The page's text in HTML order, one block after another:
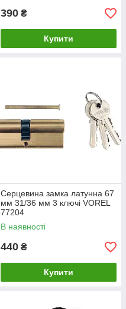
390 ₴
Купити
Серцевина замка латунна 67
мм 31/36 мм 3 ключі VOREL
77204
В наявності
440 ₴
Купити